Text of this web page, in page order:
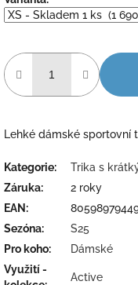
Lehké dámské sportovní
Kategorie:
Trika s
Záruka:
2 roky
EAN :
Sezóna:
S25
Pro koho:
Dámské
Využití -
Active